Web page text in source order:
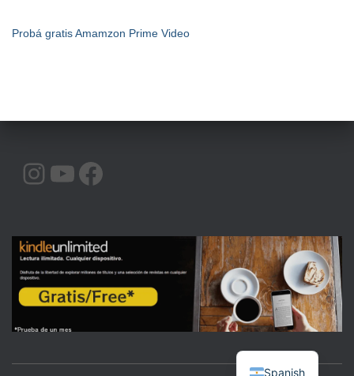
Probá gratis Amamzon Prime Video
INSTAGRAM YOUTUBE
Spanish